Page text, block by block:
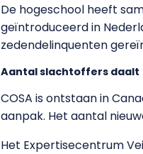
De hogeschool heeft
geïntroduceerd in
zedendelinquenten
Aantal slachtoffers daalt
COSA is ontstaan in
aanpak. Het aantal
Het Expertisecentrum